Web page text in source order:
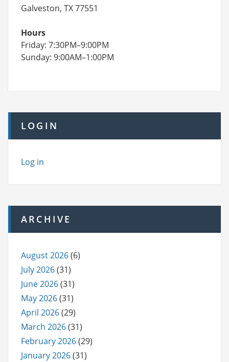
Galveston, TX 77551
Hours
Friday: 7:30PM–9:00PM
Sunday: 9:00AM–1:00PM
LOGIN
Log in
ARCHIVE
August 2026(6)
July 2026(31)
June 2026(31)
May 2026(31)
April 2026(29)
March 2026(31)
February 2026(29)
January 2026(31)